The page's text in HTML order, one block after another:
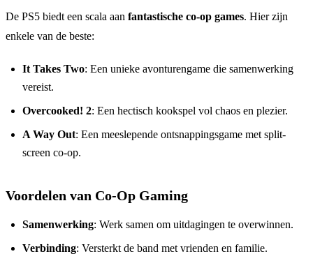
De PS5 biedt een scala aan fantastische co-op games. Hier zijn
enkele van de beste:
It Takes Two: Een unieke avonturengame die samenwerking
vereist.
Overcooked! 2: Een hectisch kookspel vol chaos en plezier.
A Way Out: Een meeslepende ontsnappingsgame met split-
screen co-op.
Voordelen van Co-Op Gaming
Samenwerking: Werk samen om uitdagingen te overwinnen.
Verbinding: Versterkt de band met vrienden en familie.